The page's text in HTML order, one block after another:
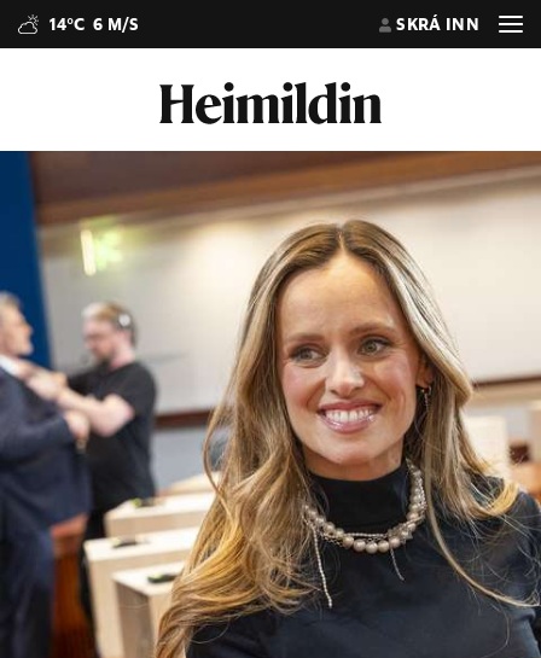
14°C 6 M/S SKRÁ INN